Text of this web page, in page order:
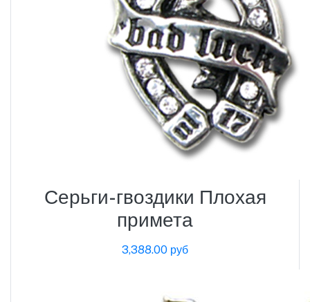
Серьги-гвоздики Плохая
примета
3,388.00 руб